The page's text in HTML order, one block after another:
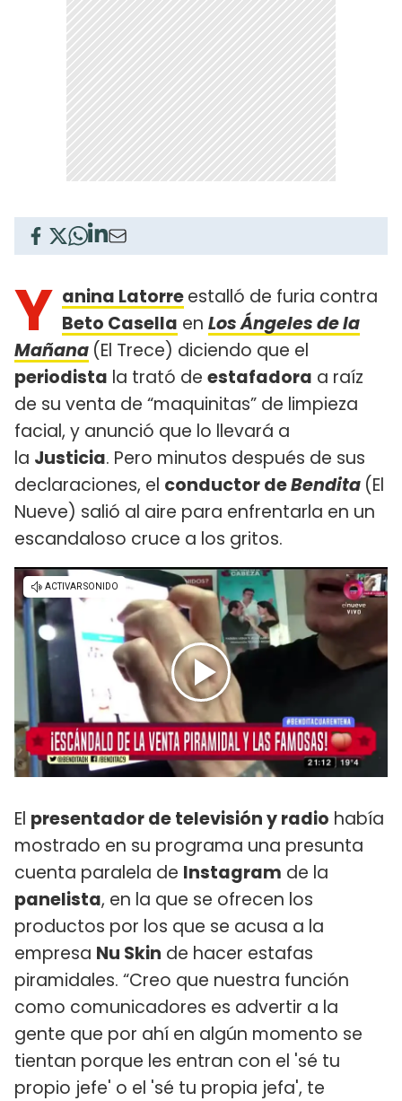
Y anina Latorreestalló de furia contra
Beto Casella en Los Ángeles de la
Mañana (El Trece) diciendo que el
periodista la trató de estafadora a raíz
de su venta de “maquinitas” de limpieza
facial, y anunció que lo llevará a
la Justicia. Pero minutos después de sus
declaraciones, el conductor deBendita (El
Nueve) salió al aire para enfrentarla en un
escandaloso cruce a los gritos.
El presentador de televisión y radio había
mostrado en su programa una presunta
cuenta paralela de Instagram de la
panelista, en la que se ofrecen los
productos por los que se acusa a la
empresa Nu Skin de hacer estafas
piramidales. “Creo que nuestra función
como comunicadores es advertir a la
gente que por ahí en algún momento se
tientan porque les entran con el 'sé tu
propio jefe' o el 'sé tu propia jefa', te